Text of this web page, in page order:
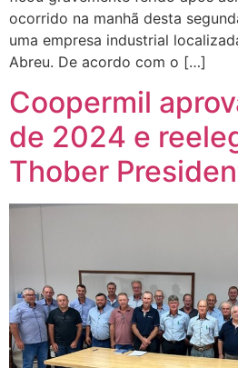
ocorrido na manhã desta
uma empresa industrial
Abreu. De acordo com o […]
Coopermil
de 2024 e
Thober